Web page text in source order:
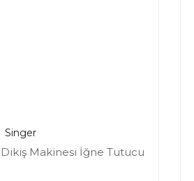
Singer
Makinesi İğne Tutucu